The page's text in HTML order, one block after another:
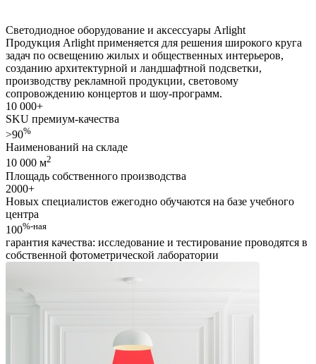
Светодиодное оборудование и аксессуары Arlight
Продукция Arlight применяется для решения широкого круга
задач по освещению жилых и общественных интерьеров,
созданию архитектурной и ландшафтной подсветки,
производству рекламной продукции, световому
сопровождению концертов и шоу-программ.
10 000+
SKU премиум-качества
>90%
Наименований на складе
10 000 м2
Площадь собственного производства
2000+
Новых специалистов ежегодно обучаются на базе учебного
центра
100%-ная
гарантия качества: исследование и тестирование проводятся в
собственной фотометрической лаборатории